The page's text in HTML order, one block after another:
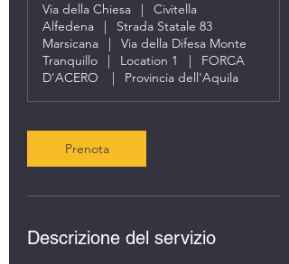
i
u
t
i
Via della Chiesa |
Civitella
Alfedena
|
Strada Statale 83
Marsicana
|
Via della Difesa Monte
Tranquillo
| Location 1 |
FORCA
D'ACERO
| Provincia dell'Aquila
Prenota
Descrizione del servizio